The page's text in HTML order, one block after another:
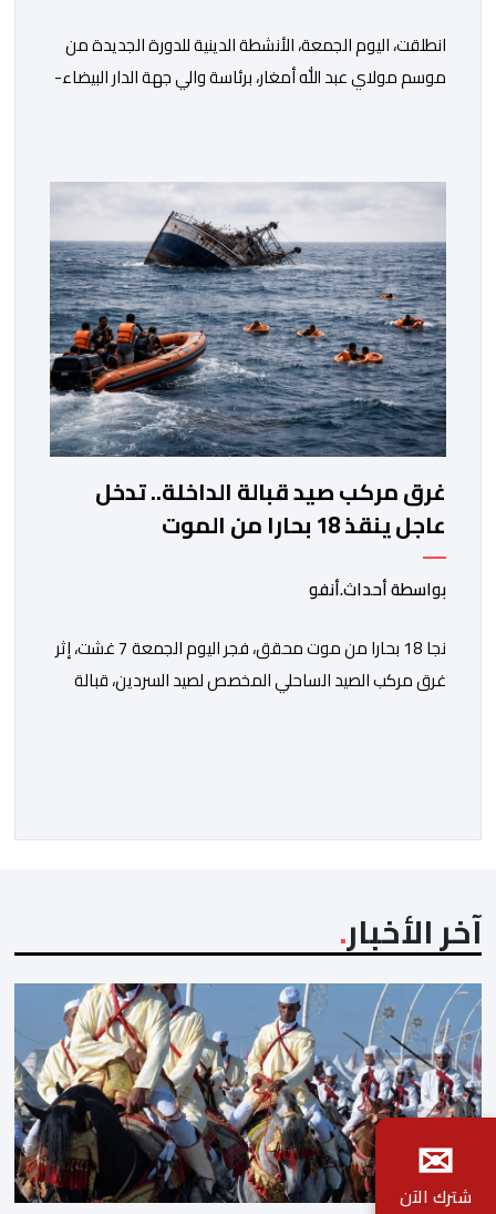
انطلقت، اليوم الجمعة، الأنشطة الدينية للدورة الجديدة من
موسم مولاي عبد الله أمغار، برئاسة والي جهة الدار البيضاء-
المحلي للجديدة، وذلك بحضور شخصيات مدنية وعسكرية
ودينية. وجرت مراسيم افتتاح فعاليات الموسم بالخيمة
الرسمية، حيث أُلقيت كلمات كل من رئيس المجلس […]
غرق مركب صيد قبالة الداخلة.. تدخل
عاجل ينقذ 18 بحارا من الموت
بواسطة أحداث.أنفو
نجا 18 بحارا من موت محقق، فجر اليوم الجمعة 7 غشت، إثر
غرق مركب الصيد الساحلي المخصص لصيد السردين، قبالة
آخر الأخبار
✉
شترك الآن